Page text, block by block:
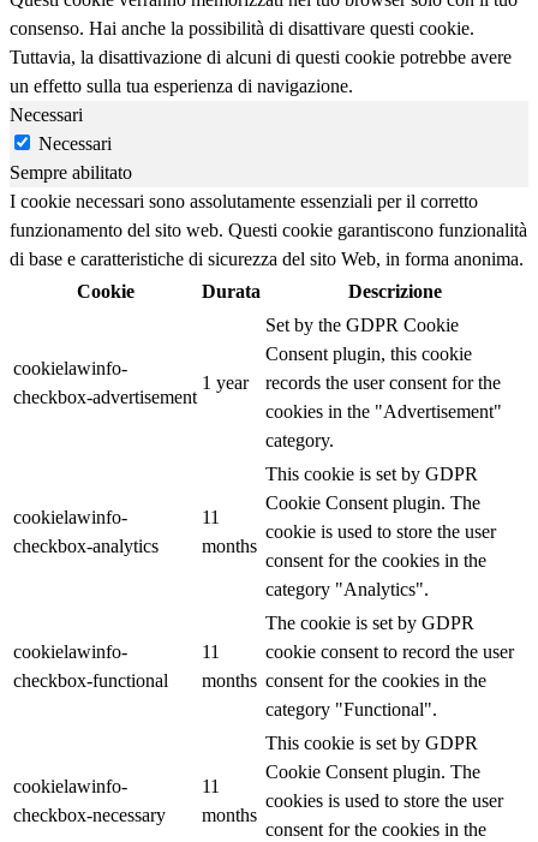
consenso. Hai anche la possibilità di disattivare questi cookie.
Tuttavia, la disattivazione di alcuni di questi cookie potrebbe avere
un effetto sulla tua esperienza di navigazione.
Necessari
Necessari
Sempre abilitato
I cookie necessari sono assolutamente essenziali per il corretto
funzionamento del sito web. Questi cookie garantiscono funzionalità
di base e caratteristiche di sicurezza del sito Web, in forma anonima.
Cookie
Durata Descrizione
cookielawinfo-
checkbox-advertisement
1 year
Set by the GDPR Cookie
Consent plugin, this cookie
records the user consent for the
cookies in the "Advertisement"
category.
cookielawinfo-
checkbox-analytics
11
months
This cookie is set by GDPR
Cookie Consent plugin. The
cookie is used to store the user
consent for the cookies in the
category "Analytics".
cookielawinfo-
checkbox-functional
11
months
The cookie is set by GDPR
cookie consent to record the user
consent for the cookies in the
category "Functional".
cookielawinfo-
checkbox-necessary
11
months
This cookie is set by GDPR
Cookie Consent plugin. The
cookies is used to store the user
consent for the cookies in the